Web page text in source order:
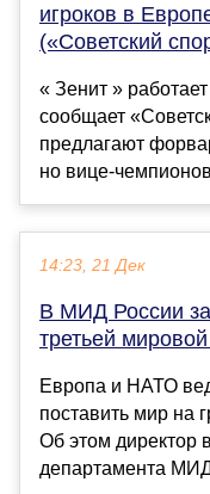
игроков в
(«Советский
« Зенит »
сообщает
предлагают
но вице-чемпионов
14:23, 21 Дек
В МИД России
третьей
Европа и НАТО
поставить мир на
Об этом директор
департамента